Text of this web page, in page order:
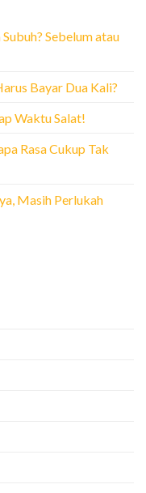
Sebelum atau
Bayar Dua Kali?
Waktu Salat!
Rasa Cukup Tak
Masih Perlukah